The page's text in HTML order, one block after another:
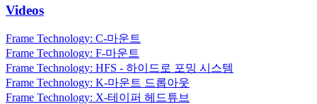
Videos
Frame Technology: C-마운트
Frame Technology: F-마운트
Frame Technology: HFS - 하이드로 포밍 시스템
Frame Technology: K-마운트 드롭아웃
Frame Technology: X-테이퍼 헤드튜브